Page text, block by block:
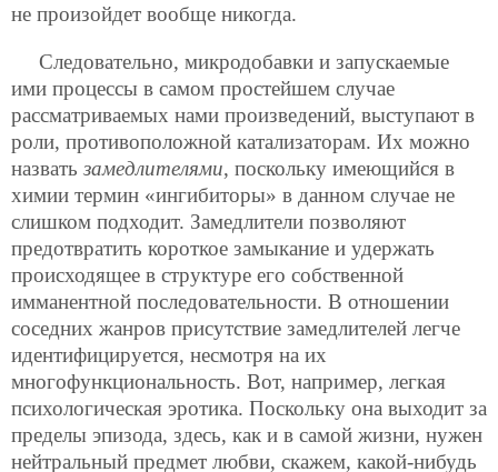
не произойдет вообще никогда.
Следовательно, микродобавки и запускаемые
ими процессы в самом простейшем случае
рассматриваемых нами произведений, выступают в
роли, противоположной катализаторам. Их можно
назвать замедлителями, поскольку имеющийся в
химии термин «ингибиторы» в данном случае не
слишком подходит. Замедлители позволяют
предотвратить короткое замыкание и удержать
происходящее в структуре его собственной
имманентной последовательности. В отношении
соседних жанров присутствие замедлителей легче
идентифицируется, несмотря на их
многофункциональность. Вот, например, легкая
психологическая эротика. Поскольку она выходит за
пределы эпизода, здесь, как и в самой жизни, нужен
нейтральный предмет любви, скажем, какой-нибудь